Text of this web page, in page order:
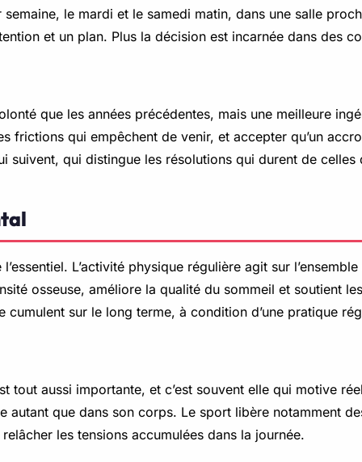
le mardi et le samedi matin, dans une salle
et un plan. Plus la décision est incarnée dans des
que les années précédentes, mais une meilleure
qui empêchent de venir, et accepter qu’un
qui distingue les résolutions qui durent de celles
L’activité physique régulière agit sur
osseuse, améliore la qualité du sommeil et soutient
sur le long terme, à condition d’une pratique
aussi importante, et c’est souvent elle qui motive
autant que dans son corps. Le sport libère notamment
les tensions accumulées dans la journée.